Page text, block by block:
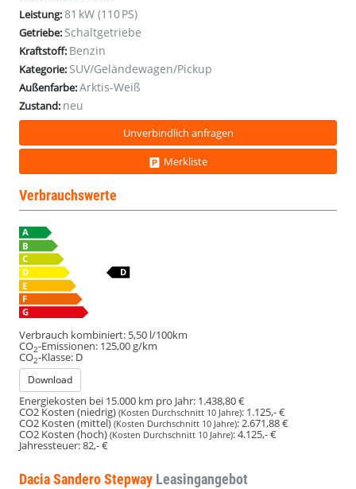
Leistung:81 kW (110 PS)
Getriebe: Schaltgetriebe
Kraftstoff: Benzin
Kategorie: SUV/Geländewagen/Pickup
Außenfarbe:Arktis-Weiß
Zustand: neu
Unverbindlich anfragen
Merkliste
Verbrauchswerte
Verbrauch kombiniert: 5,50 l/100km
CO2-Emissionen: 125,00 g/km
CO2-Klasse: D
Download
Energiekosten bei 15.000 km pro Jahr: 1.438,80 €
CO2 Kosten (niedrig) (Kosten Durchschnitt 10 Jahre): 1.125,- €
CO2 Kosten (mittel)(Kosten Durchschnitt 10 Jahre):2.671,88 €
CO2 Kosten (hoch) (Kosten Durchschnitt 10 Jahre):4.125,- €
Jahressteuer:82,- €
Dacia Sandero Stepway Leasingangebot